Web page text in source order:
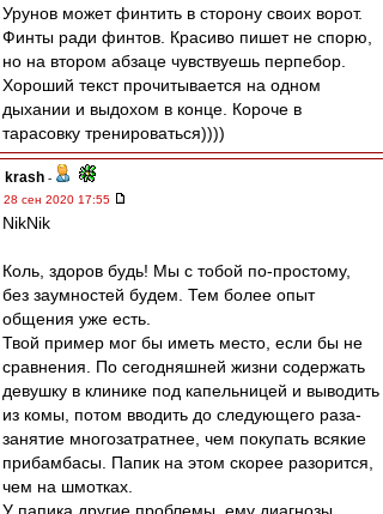
Урунов может финтить в сторону своих ворот.
Финты ради финтов. Красиво пишет не спорю,
но на втором абзаце чувствуешь перпебор.
Хороший текст прочитывается на одном
дыхании и выдохом в конце. Короче в
тарасовку тренироваться))))
krash -
28 сен 2020 17:55
NikNik
Коль, здоров будь! Мы с тобой по-простому,
без заумностей будем. Тем более опыт
общения уже есть.
Твой пример мог бы иметь место, если бы не
сравнения. По сегодняшней жизни содержать
девушку в клинике под капельницей и выводить
из комы, потом вводить до следующего раза-
занятие многозатратнее, чем покупать всякие
прибамбасы. Папик на этом скорее разорится,
чем на шмотках.